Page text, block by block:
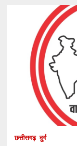
छत्तीसगढ़ दुर्ग